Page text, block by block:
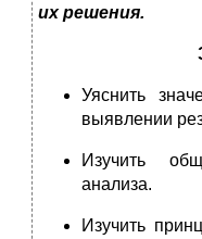
их решения.
Уяснить
выявлении
Изучить
анализа.
Изучить